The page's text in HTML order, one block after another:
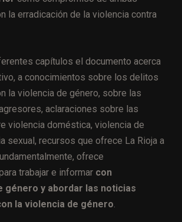
la erradicación de la violencia contra
capítulos el documento acerca
a conocimientos sobre los delitos
la violencia de género, sobre las
aclaraciones sobre las
violencia doméstica, violencia de
sexual, recursos que ofrece La Rioja a
ofrece
trabajar e informar con
género y abordar las noticias
la violencia de género